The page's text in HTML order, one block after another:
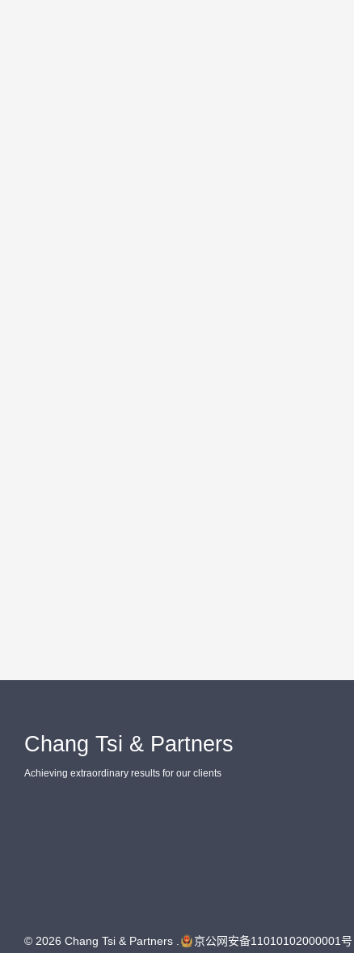
Chang Tsi & Partners
Achieving extraordinary results for our clients
© 2026 Chang Tsi & Partners . 京公网安备11010102000001号